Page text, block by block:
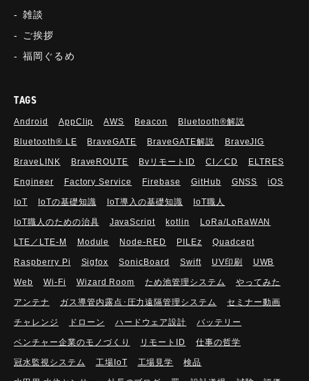
雑談
ご挨拶
福岡ぐるめ
TAGS
Android AppClip AWS Beacon Bluetooth®解説
Bluetooth®︎ LE BraveGATE BraveGATE解説 BraveJIG
BraveLINK BraveROUTE BvリモートID CI／CD ELTRES
Engineer Factory Service Firebase GitHub GNSS iOS
IoT IoTの基礎知識 IoT導入の基礎知識 IoT職人
IoT職人のための治具 JavaScript kotlin LoRa/LoRaWAN
LTE／LTE-M Module Node-RED PILEz Quadcept
Raspberry Pi Sigfox SonicBoard Swift UV印刷 UWB
Web Wi-Fi Wizard Room ため池管理システム やってみた
アンテナ ガス導管内露点･圧力遠隔管理システム セミナー動画
チャレンジ ドローン ハードウェア設計 バッテリー
ベンチャー企業のモノづくり リモートID 仕事の哲学
冠水監視システム 工場IoT 工場見学 検品